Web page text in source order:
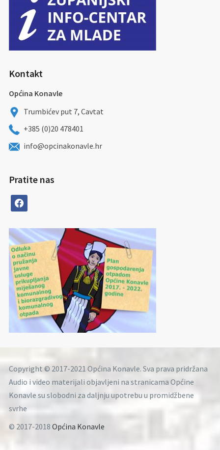
Kontakt
Općina Konavle
Trumbićev put 7, Cavtat
+385 (0)20 478401
info@opcinakonavle.hr
Pratite nas
facebook
Copyright © 2017-2021 Općina Konavle. Sva prava pridržana
Audio i video materijali objavljeni na stranicama Općine
Konavle su slobodni za daljnju upotrebu u promidžbene
svrhe
© 2017-2018 Općina Konavle